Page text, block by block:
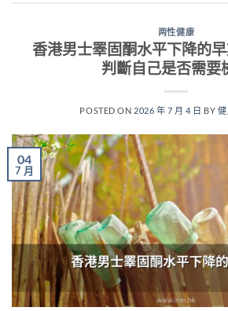
两性健康
香港男士睪固酮水平下降的
判斷自己是否需要
POSTED ON 2026 年 7 月 4 日 BY
04
7 月